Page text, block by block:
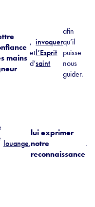
mains
,
et
d’
invoquer
l’Esprit
saint
afin
qu’il
puisse
nous
guider.
louange,
lui exprimer
notre
reconnaissance
.